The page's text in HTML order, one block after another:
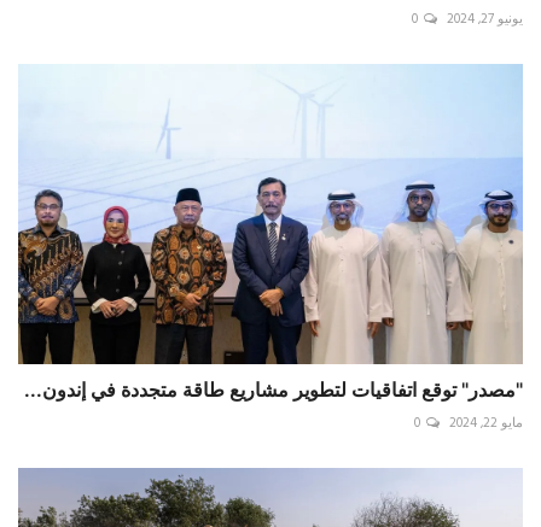
يونيو 27, 2024 0
"مصدر" توقع اتفاقيات لتطوير مشاريع طاقة متجددة في إندون...
مايو 22, 2024 0